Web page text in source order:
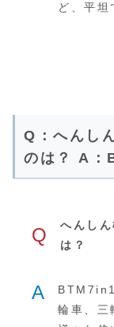
ど、平坦
Q：へんし
のは？ A：
Q
へんし
は？
A
輪車、三